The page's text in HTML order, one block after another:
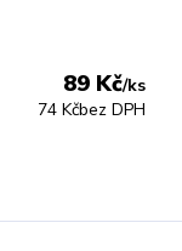
89 Kč/ks
74 Kčbez DPH